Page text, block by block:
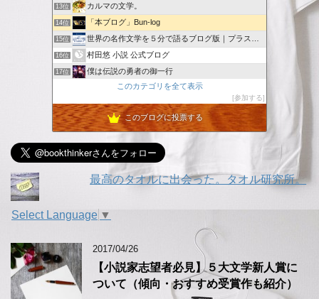
13位 カルマの文学。
14位 「本ブログ」Bun-log
15位 世界の名作文学を５分で語るブログ版｜プラス創作記録
16位 村田悠 小説 公式ブログ
17位 僕は伝説の勇者の御一行
ボクシング〜俺が最高の世界チャンピオンになる〜
19位 愛犬と下町のブログ
20位 GIOの好きに生きてます。
このカテゴリを全て表示
参加する
このブログに投票する
最高のタオルに出会った。タオル研究所。
Select Language ▼
2017/04/26
【小説家志望者必見】５大文学新人賞に
ついて（傾向・おすすめ受賞作も紹介）